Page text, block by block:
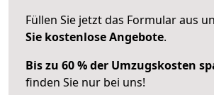
Füllen Sie jetzt das Formular aus
Sie kostenlose Angebote.
Bis zu 60 % der Umzugskosten
finden Sie nur bei uns!